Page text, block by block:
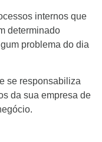
internos que
determinado
problema do dia
se responsabiliza
da sua empresa de